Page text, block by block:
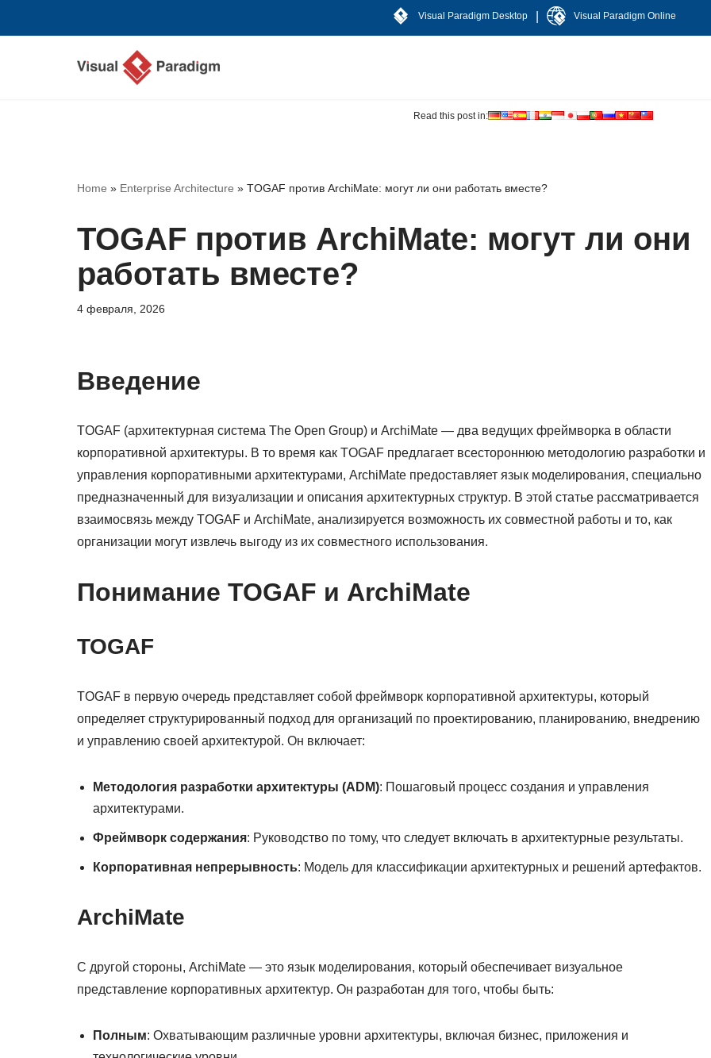
Visual Paradigm Desktop Visual Paradigm Online
Read this post in:
Home » Enterprise Architecture » TOGAF против ArchiMate: могут ли они работать вместе?
TOGAF против ArchiMate: могут ли они
работать вместе?
4 февраля, 2026
Введение
TOGAF (архитектурная система The Open Group) и ArchiMate — два ведущих фреймворка в области
корпоративной архитектуры. В то время как TOGAF предлагает всестороннюю методологию разработки и
управления корпоративными архитектурами, ArchiMate предоставляет язык моделирования, специально
предназначенный для визуализации и описания архитектурных структур. В этой статье рассматривается
взаимосвязь между TOGAF и ArchiMate, анализируется возможность их совместной работы и то, как
организации могут извлечь выгоду из их совместного использования.
Понимание TOGAF и ArchiMate
TOGAF
TOGAF в первую очередь представляет собой фреймворк корпоративной архитектуры, который
определяет структурированный подход для организаций по проектированию, планированию, внедрению
и управлению своей архитектурой. Он включает:
Методология разработки архитектуры (ADM): Пошаговый процесс создания и управления
архитектурами.
Фреймворк содержания: Руководство по тому, что следует включать в архитектурные результаты.
Корпоративная непрерывность: Модель для классификации архитектурных и решений артефактов.
ArchiMate
С другой стороны, ArchiMate — это язык моделирования, который обеспечивает визуальное
представление корпоративных архитектур. Он разработан для того, чтобы быть:
Полным: Охватывающим различные уровни архитектуры, включая бизнес, приложения и